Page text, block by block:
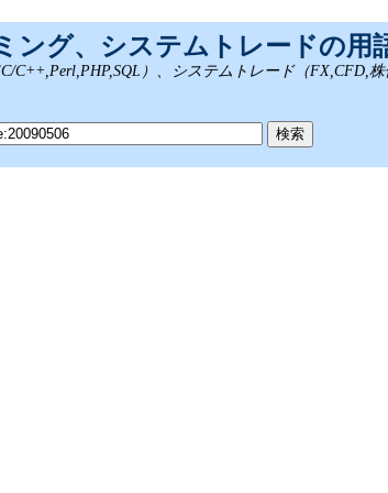
ング、システムトレードの用
C++,Perl,PHP,SQL）、システムトレード（FX,CFD,